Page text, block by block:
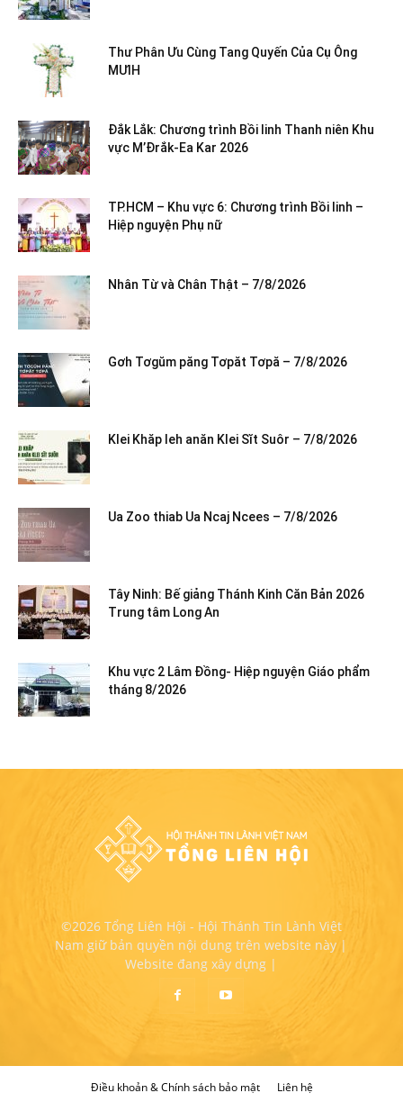
Thư Phân Ưu Cùng Tang Quyến Của Cụ Ông
MƯIH
Đắk Lắk: Chương trình Bồi linh Thanh niên Khu
vực M’Đrắk-Ea Kar 2026
TP.HCM – Khu vực 6: Chương trình Bồi linh –
Hiệp nguyện Phụ nữ
Nhân Từ và Chân Thật – 7/8/2026
Gơh Tơgŭm păng Tơpăt Tơpă – 7/8/2026
Klei Khăp leh anăn Klei Sĭt Suôr – 7/8/2026
Ua Zoo thiab Ua Ncaj Ncees – 7/8/2026
Tây Ninh: Bế giảng Thánh Kinh Căn Bản 2026
Trung tâm Long An
Khu vực 2 Lâm Đồng- Hiệp nguyện Giáo phẩm
tháng 8/2026
©2026 Tổng Liên Hội - Hội Thánh Tin Lành Việt
Nam giữ bản quyền nội dung trên website này |
Website đang xây dựng |
Điều khoản & Chính sách bảo mật Liên hệ